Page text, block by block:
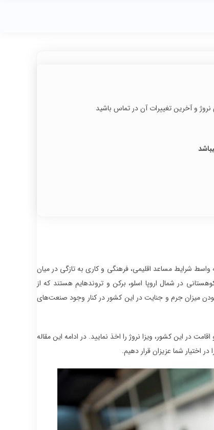
و آخرین تغییرات آن در تماس باشید
شرایط مساعد اقلیمی، فرهنگی و کاری به تازگی در میان
در شمال اروپا اسلو، برکن و تروندهایم هستند که از
میزان جرم و جنایت در این کشور در کنار وجود صنعت‌های
در این کشور، ویزا نروژ را اخذ نمایید. در ادامه این مقاله
در اختیار شما عزیزان قرار دهیم.